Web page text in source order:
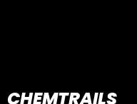
CHEMTRAILS